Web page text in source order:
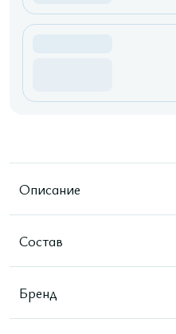
Описание
Состав
Бренд